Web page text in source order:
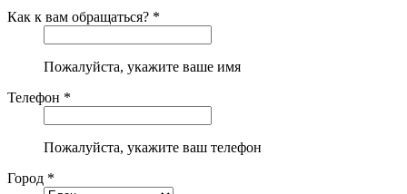
Как к вам обращаться? *
Пожалуйста, укажите ваше имя
Телефон *
Пожалуйста, укажите ваш телефон
Город *